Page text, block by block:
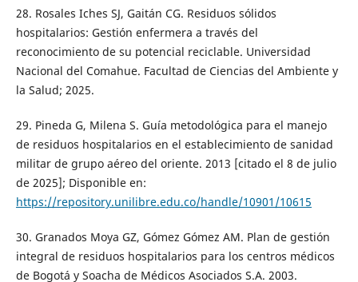
28. Rosales Iches SJ, Gaitán CG. Residuos sólidos
hospitalarios: Gestión enfermera a través del
reconocimiento de su potencial reciclable. Universidad
Nacional del Comahue. Facultad de Ciencias del Ambiente y
la Salud; 2025.
29. Pineda G, Milena S. Guía metodológica para el manejo
de residuos hospitalarios en el establecimiento de sanidad
militar de grupo aéreo del oriente. 2013 [citado el 8 de julio
de 2025]; Disponible en:
https://repository.unilibre.edu.co/handle/10901/10615
30. Granados Moya GZ, Gómez Gómez AM. Plan de gestión
integral de residuos hospitalarios para los centros médicos
de Bogotá y Soacha de Médicos Asociados S.A. 2003.